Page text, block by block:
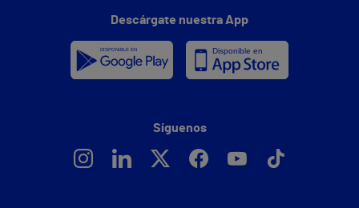
Descárgate nuestra App
Síguenos